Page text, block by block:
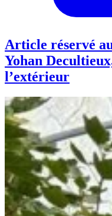
Article réservé
Yohan
l’extérieur